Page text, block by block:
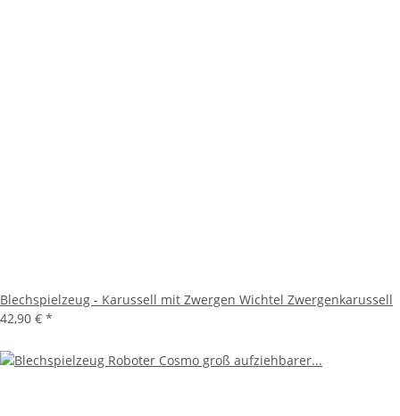
Blechspielzeug - Karussell mit Zwergen Wichtel Zwergenkarussell
42,90 € *